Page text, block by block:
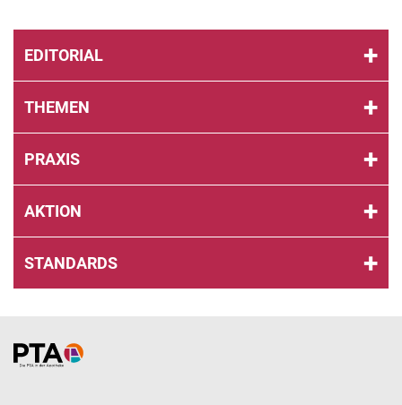
EDITORIAL
THEMEN
PRAXIS
AKTION
STANDARDS
Home